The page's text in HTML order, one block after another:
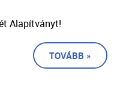
Alapítványt!
TOVÁBB »